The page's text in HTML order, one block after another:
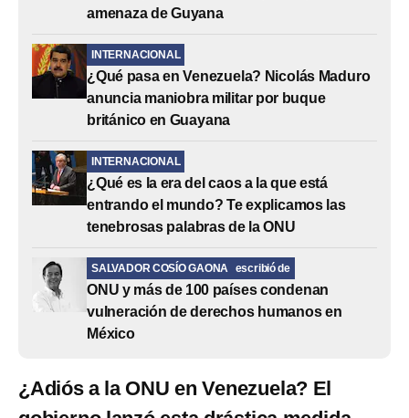
amenaza de Guyana
INTERNACIONAL
¿Qué pasa en Venezuela? Nicolás Maduro
anuncia maniobra militar por buque
británico en Guayana
INTERNACIONAL
¿Qué es la era del caos a la que está
entrando el mundo? Te explicamos las
tenebrosas palabras de la ONU
SALVADOR COSÍO GAONA escribió de
ONU y más de 100 países condenan
vulneración de derechos humanos en
México
¿Adiós a la ONU en Venezuela? El